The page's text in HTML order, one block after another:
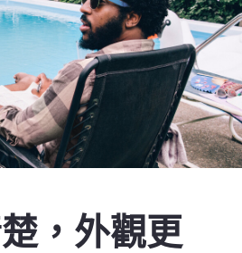
，外觀更